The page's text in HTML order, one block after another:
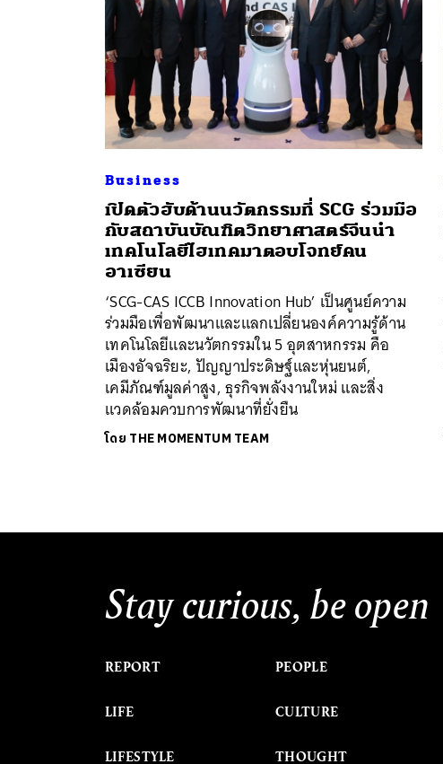
Business
เปิดตัวฮับด้านนวัตกรรมที่ SCG ร่วมมือ
กับสถาบันบัณฑิตวิทยาศาสตร์จีนนำ
เทคโนโลยีไฮเทคมาตอบโจทย์คน
อาเซียน
‘SCG-CAS ICCB Innovation Hub’ เป็นศูนย์ความ
ร่วมมือเพื่อพัฒนาและแลกเปลี่ยนองค์ความรู้ด้าน
เทคโนโลยีและนวัตกรรมใน 5 อุตสาหกรรม คือ
เมืองอัจฉริยะ, ปัญญาประดิษฐ์และหุ่นยนต์,
เคมีภัณฑ์มูลค่าสูง, ธุรกิจพลังงานใหม่ และสิ่ง
แวดล้อมควบการพัฒนาที่ยั่งยืน
โดย THE MOMENTUM TEAM
Stay curious, be open
REPORT
LIFE
LIFESTYLE
PEOPLE
CULTURE
THOUGHT